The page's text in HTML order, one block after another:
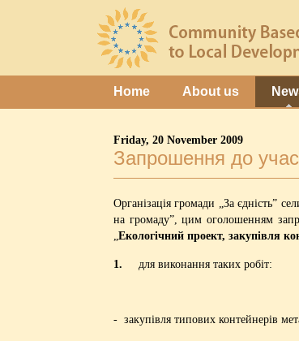
Home About us
Friday, 20 November 2009
Запрошення до
Організація громади „За єдність”
на громаду”, цим оголошенням
„Екологічний проект, закупівля
1. для виконання таких робіт:
- закупівля типових контейнерів